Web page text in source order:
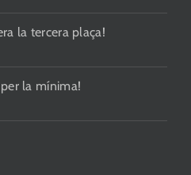
la tercera plaça!
la mínima!